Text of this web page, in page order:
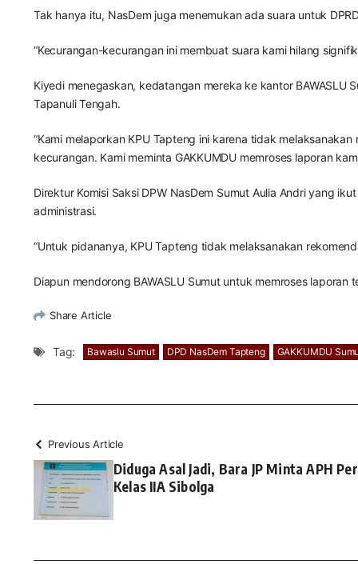
Tak hanya itu, NasDem juga menemukan ada suara untuk
“Kecurangan-kecurangan ini membuat suara kami hilang
Kiyedi menegaskan, kedatangan mereka ke kantor BAWASLU
Tapanuli Tengah.
“Kami melaporkan KPU Tapteng ini karena tidak
kecurangan. Kami meminta GAKKUMDU memroses laporan
Direktur Komisi Saksi DPW NasDem Sumut Aulia Andri yang
administrasi.
“Untuk pidananya, KPU Tapteng tidak melaksanakan
Diapun mendorong BAWASLU Sumut untuk memroses
Share Article
Tag: Bawaslu Sumut DPD NasDem Tapteng GAKKUMDU
Previous Article
Diduga Asal Jadi, Bara JP Minta APH
Kelas IIA Sibolga